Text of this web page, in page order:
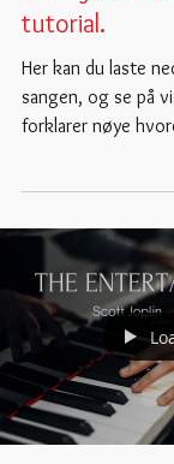
tutorial.
Her kan du laste
sangen, og se på
forklarer nøye